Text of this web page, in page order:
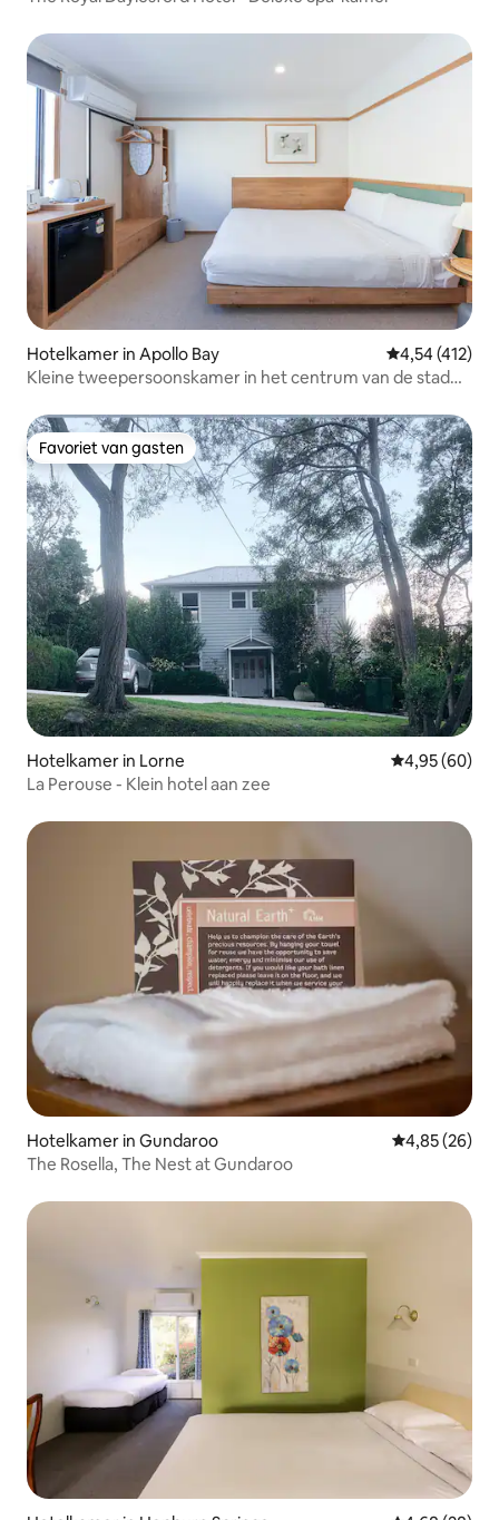
Hotelkamer in Apollo Bay Gemiddelde
4,54 (412)
Kleine tweepersoonskamer in het centrum van de stad
Favoriet van gasten
Favoriet van gasten
Hotelkamer in Lorne Gemiddelde
4,95 (60)
La Perouse - Klein hotel aan zee
Hotelkamer in Gundaroo Gemiddelde
4,85 (26)
The Rosella, The Nest at Gundaroo